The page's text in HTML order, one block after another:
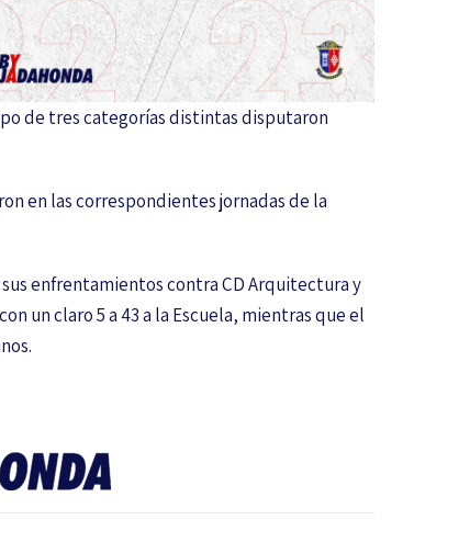
de tres categorías distintas disputaron
en las correspondientes jornadas de la
enfrentamientos contra CD Arquitectura y
un claro 5 a 43 a la Escuela, mientras que el